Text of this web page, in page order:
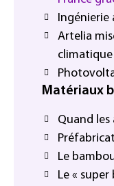
Ingénierie
Artelia
Matériaux
Quand
Le
Le «